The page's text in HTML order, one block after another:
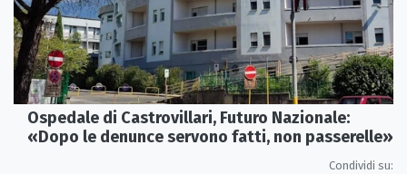
Ospedale di Castrovillari, Futuro Nazionale:
«Dopo le denunce servono fatti, non passerelle»
Condividi su: